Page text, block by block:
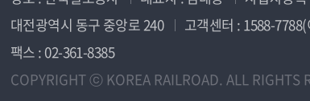
대전광역시 동구 중앙로 240
고객센터 : 1588-
팩스 : 02-361-8385
COPYRIGHT ⓒ KOREA RAILROAD. ALL RIGHTS